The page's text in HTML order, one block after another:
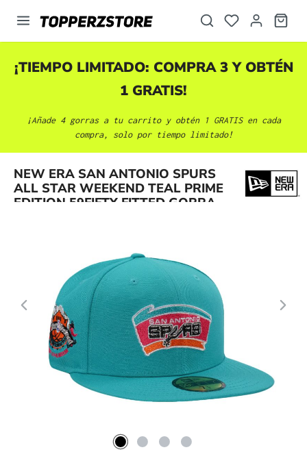
principal
¡TIEMPO LIMITADO: COMPRA 3 Y OBTÉN
1 GRATIS!
¡Añade 4 gorras a tu carrito y obtén 1 GRATIS en cada
compra, solo por tiempo limitado!
NEW ERA SAN ANTONIO SPURS
ALL STAR WEEKEND TEAL PRIME
EDITION 59FIFTY FITTED GORRA
Omitir galería de imágenes